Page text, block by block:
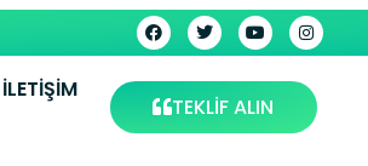
İLETIŞIM
TEKLİF ALIN